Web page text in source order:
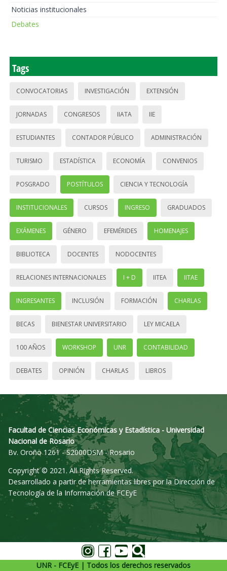
Noticias institucionales
Debates
Tags
CONVOCATORIAS INVESTIGACIÓN EXTENSIÓN
JORNADAS CONGRESOS IIATA IIE
ESTUDIANTES CONTADOR PÚBLICO ADMINISTRACIÓN
TURISMO ESTADÍSTICA ECONOMÍA CONVENIOS
POSGRADO POSTÍTULOS CIENCIA Y TECNOLOGÍA
INSTITUCIONALES CURSOS INGRESO GRADUADOS
EXÁMENES GÉNERO EFEMÉRIDES HOMENAJES
BIBLIOTECA DOCENTES NODOCENTES
RELACIONES INTERNACIONALES I + D IITEA IITAE
INGRESANTES INCLUSIÓN FORMACIÓN CHARLAS
BECAS BIENESTAR UNIVERSITARIO LEY MICAELA
100 AÑOS WORKSHOP UNR CONTABILIDAD
DEBATES OPINIÓN CHARLAS LIBROS
Facultad de Ciencias Económicas y Estadística - Universidad
Nacional de Rosario
Bv. Oroño 1261 - S2000DSM - Rosario
Copyright © 2021. All Rights Reserved.
Desarrollado a partir de herramientas libres por la Dirección de
Tecnología de la Información de FCEyE
UNR - FCEyE | Todos los derechos reservados